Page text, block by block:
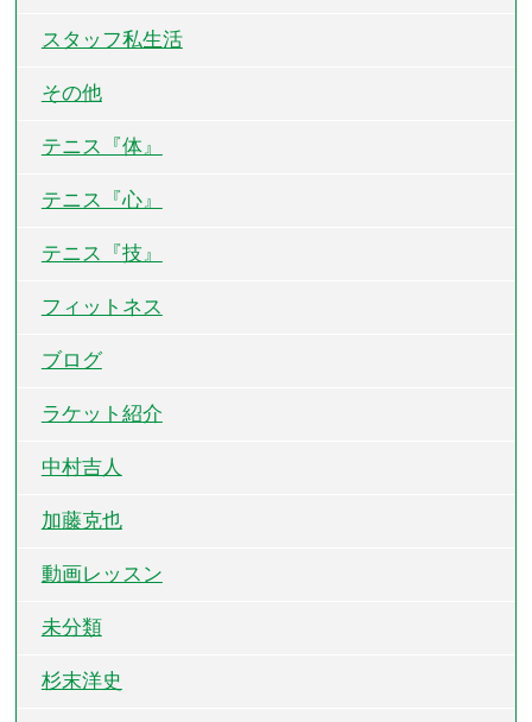
スタッフ私生活
その他
テニス『体』
テニス『心』
テニス『技』
フィットネス
ブログ
ラケット紹介
中村吉人
加藤克也
動画レッスン
未分類
杉末洋史